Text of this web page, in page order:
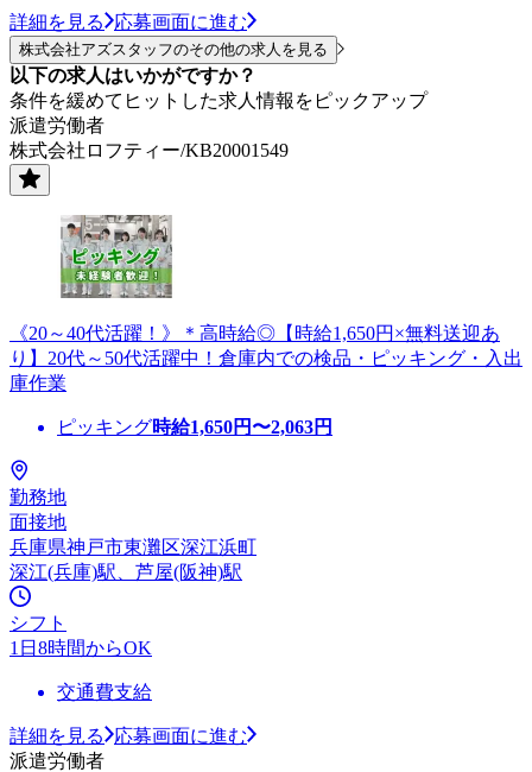
詳細を見る 応募画面に進む
株式会社アズスタッフのその他の求人を見る
以下の求人はいかがですか？
条件を緩めてヒットした求人情報をピックアップ
派遣労働者
株式会社ロフティー/KB20001549
《20～40代活躍！》＊高時給◎【時給1,650円×無料送迎あ
り】20代～50代活躍中！倉庫内での検品・ピッキング・入出
庫作業
ピッキング時給1,650円〜2,063円
勤務地
面接地
兵庫県神戸市東灘区深江浜町
深江(兵庫)駅、芦屋(阪神)駅
シフト
1日8時間からOK
交通費支給
詳細を見る
応募画面に進む
派遣労働者